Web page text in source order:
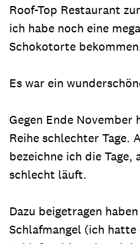
Roof-Top Restaurant
ich habe noch eine
Schokotorte
Es war ein
Gegen Ende November
Reihe schlechter Tage.
bezeichne ich die Tage,
schlecht läuft.
Dazu beigetragen
Schlafmangel (ich